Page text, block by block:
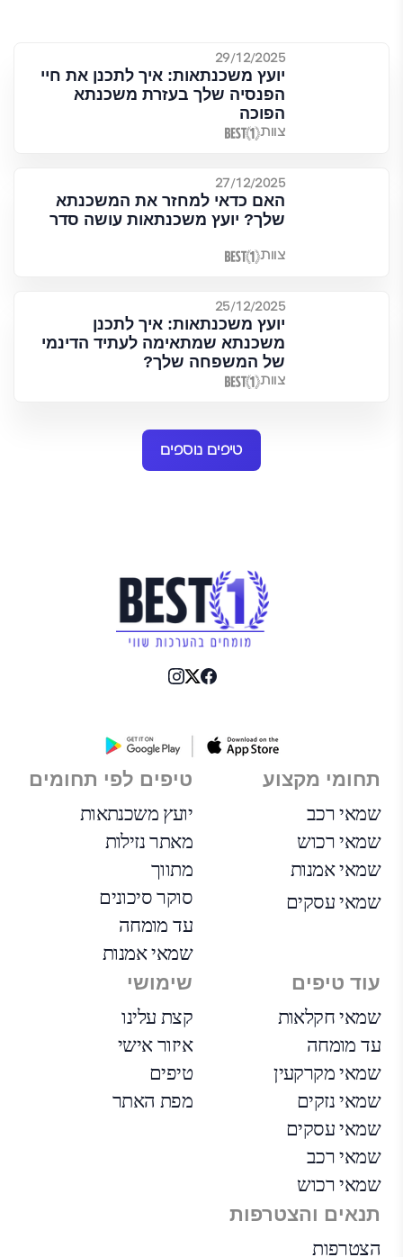
29/12/2025
יועץ משכנתאות: איך לתכנן את חיי
הפנסיה שלך בעזרת משכנתא
הפוכה
צוות
27/12/2025
האם כדאי למחזר את המשכנתא
שלך? יועץ משכנתאות עושה סדר
צוות
25/12/2025
יועץ משכנתאות: איך לתכנן
משכנתא שמתאימה לעתיד הדינמי
של המשפחה שלך?
צוות
טיפים נוספים
תחומי מקצוע
שמאי רכב
שמאי רכוש
שמאי אמנות
שמאי עסקים
טיפים לפי תחומים
יועץ משכנתאות
מאתר נזילות
מתווך
סוקר סיכונים
עד מומחה
שמאי אמנות
עוד טיפים
שמאי חקלאות
עד מומחה
שמאי מקרקעין
שמאי נזקים
שמאי עסקים
שמאי רכב
שמאי רכוש
שימושי
קצת עלינו
איזור אישי
טיפים
מפת האתר
תנאים והצטרפות
הצטרפות